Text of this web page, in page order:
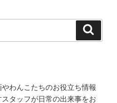
やわんこたちのお役立ち情報
タッフが日常の出来事をお